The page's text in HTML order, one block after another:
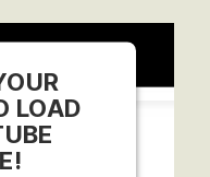
LOAD